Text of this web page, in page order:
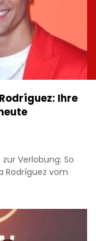
Ihre
Verlobung: So
Rodríguez vom